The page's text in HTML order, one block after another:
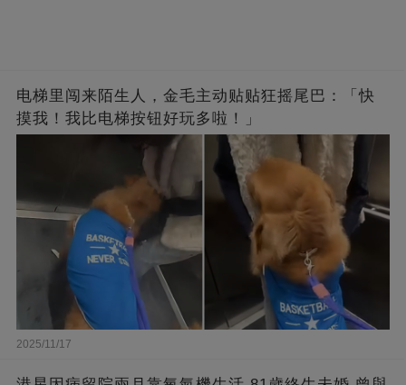
电梯里闯来陌生人，金毛主动贴贴狂摇尾巴：「快
摸我！我比电梯按钮好玩多啦！」
2025/11/17